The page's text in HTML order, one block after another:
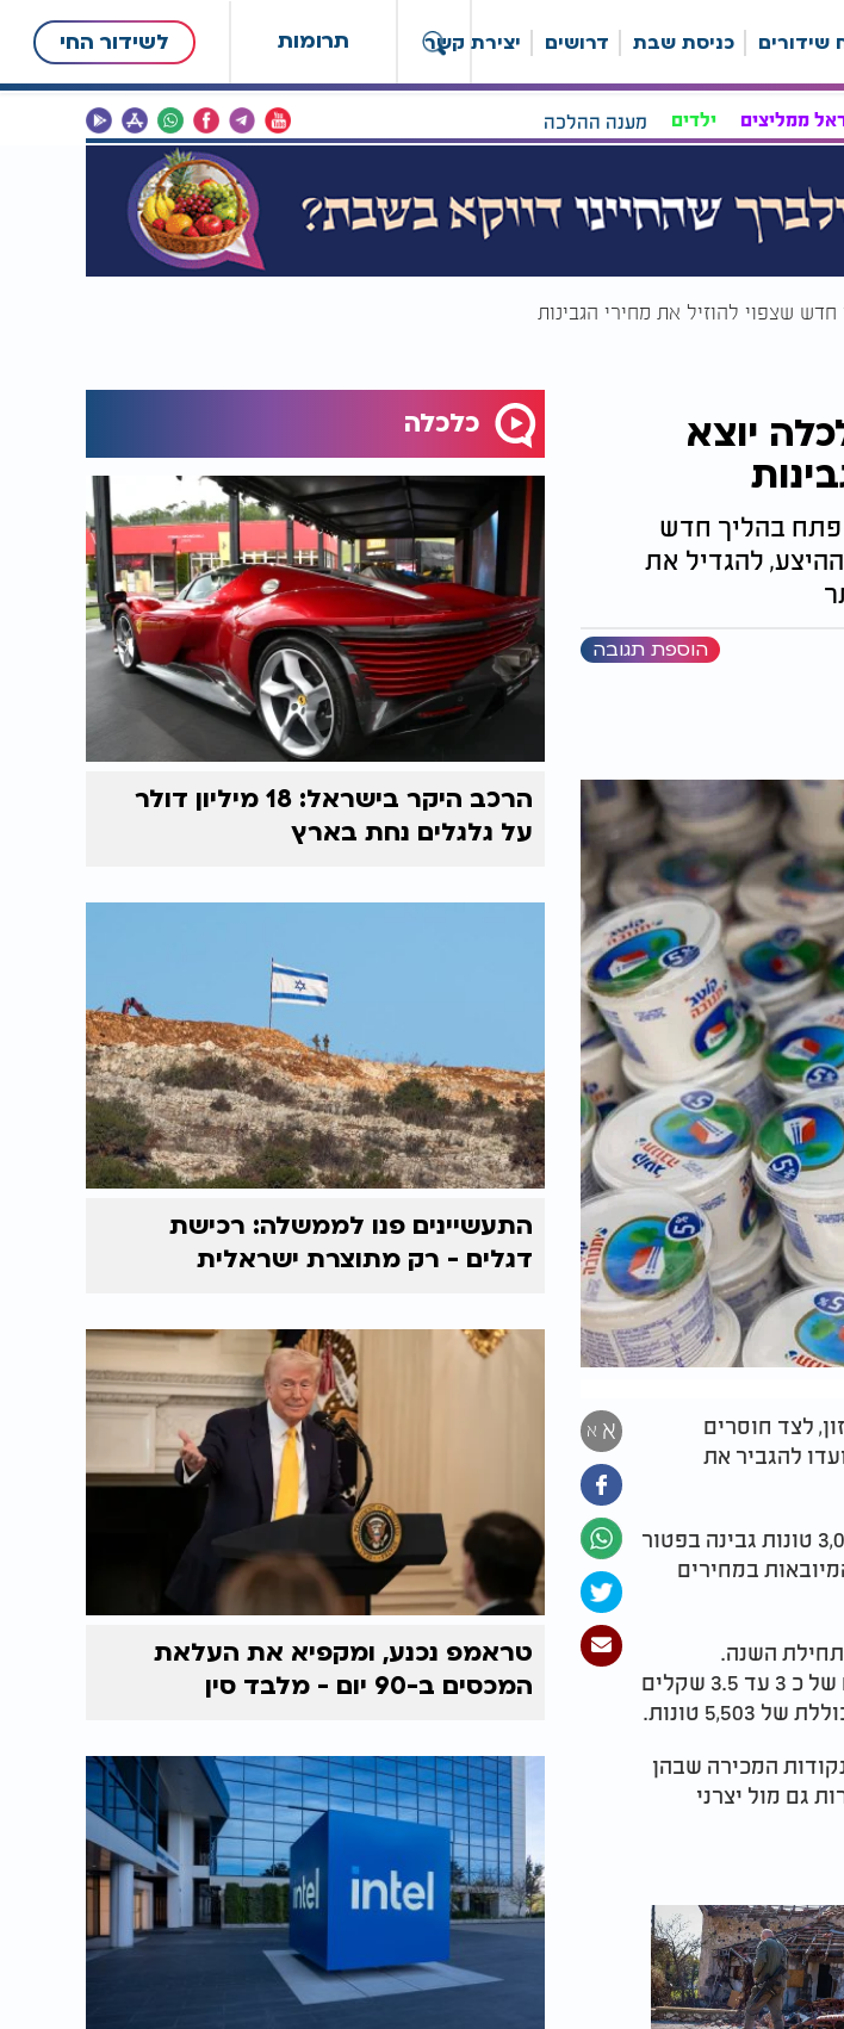
תרומות לשידור החי שידורים כניסת שבת דרושים יצירת קשר
ממליצים ילדים מענה ההלכה
שצפוי להוזיל את מחירי הגבינות
יוצא
פתח בהליך חדש
להגדיל את
הוספת תגובה
א א
לצד חוסרים
להגביר את
במסגרת המהלך פרסם המשרד הליך חדש להקצאת מכסה נוספת של 3,000 טונות גבינה בפטור
המיובאות במחירים
השנה.
בעקבותיו החלו רשתות המזון שזכו במכרז לשווק גבינה צהובה במחירים של כ 3 עד 3.5 שקלים
המכירה שבהן
גם מול יצרני
כלכלה
הרכב היקר בישראל: 18 מיליון דולר
על גלגלים נחת בארץ
התעשיינים פנו לממשלה: רכישת
דגלים - רק מתוצרת ישראלית
טראמפ נכנע, ומקפיא את העלאת
המכסים ב-90 יום - מלבד סין